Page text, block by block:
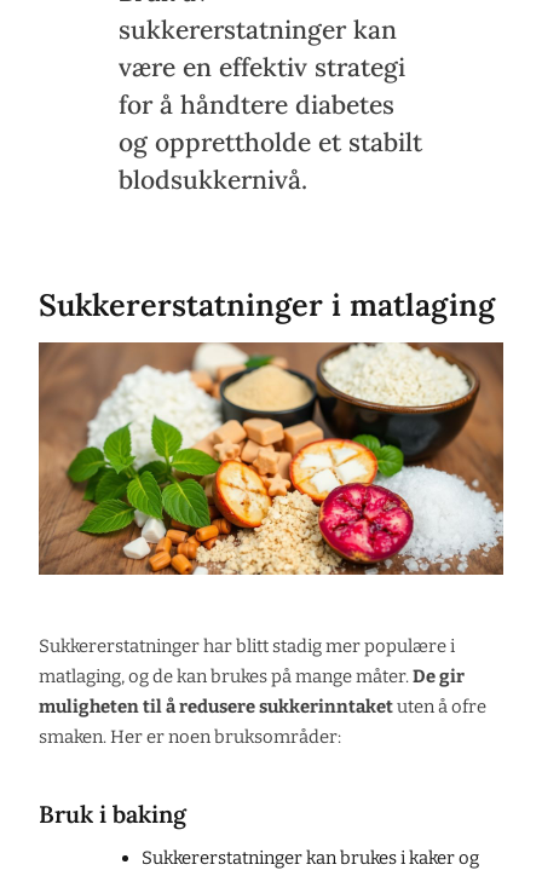
sukkererstatninger kan
være en effektiv strategi
for å håndtere diabetes
og opprettholde et stabilt
blodsukkernivå.
Sukkererstatninger i matlaging
Sukkererstatninger har blitt stadig mer populære i
matlaging, og de kan brukes på mange måter.De gir
muligheten til å redusere sukkerinntaketuten å ofre
smaken. Her er noen bruksområder:
Bruk i baking
Sukkererstatninger kan brukes i kaker og